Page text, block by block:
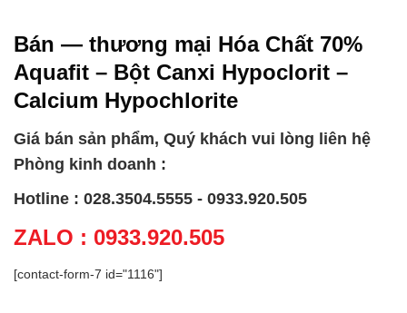
Bán — thương mại Hóa Chất 70%
Aquafit – Bột Canxi Hypoclorit –
Calcium Hypochlorite
Giá bán sản phẩm, Quý khách vui lòng liên hệ
Phòng kinh doanh :
Hotline : 028.3504.5555 - 0933.920.505
ZALO : 0933.920.505
[contact-form-7 id="1116"]